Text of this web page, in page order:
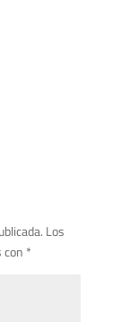
Los
con *